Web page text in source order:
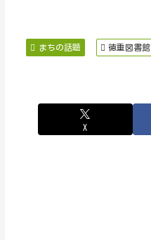
まちの話題 徳重図書館
X